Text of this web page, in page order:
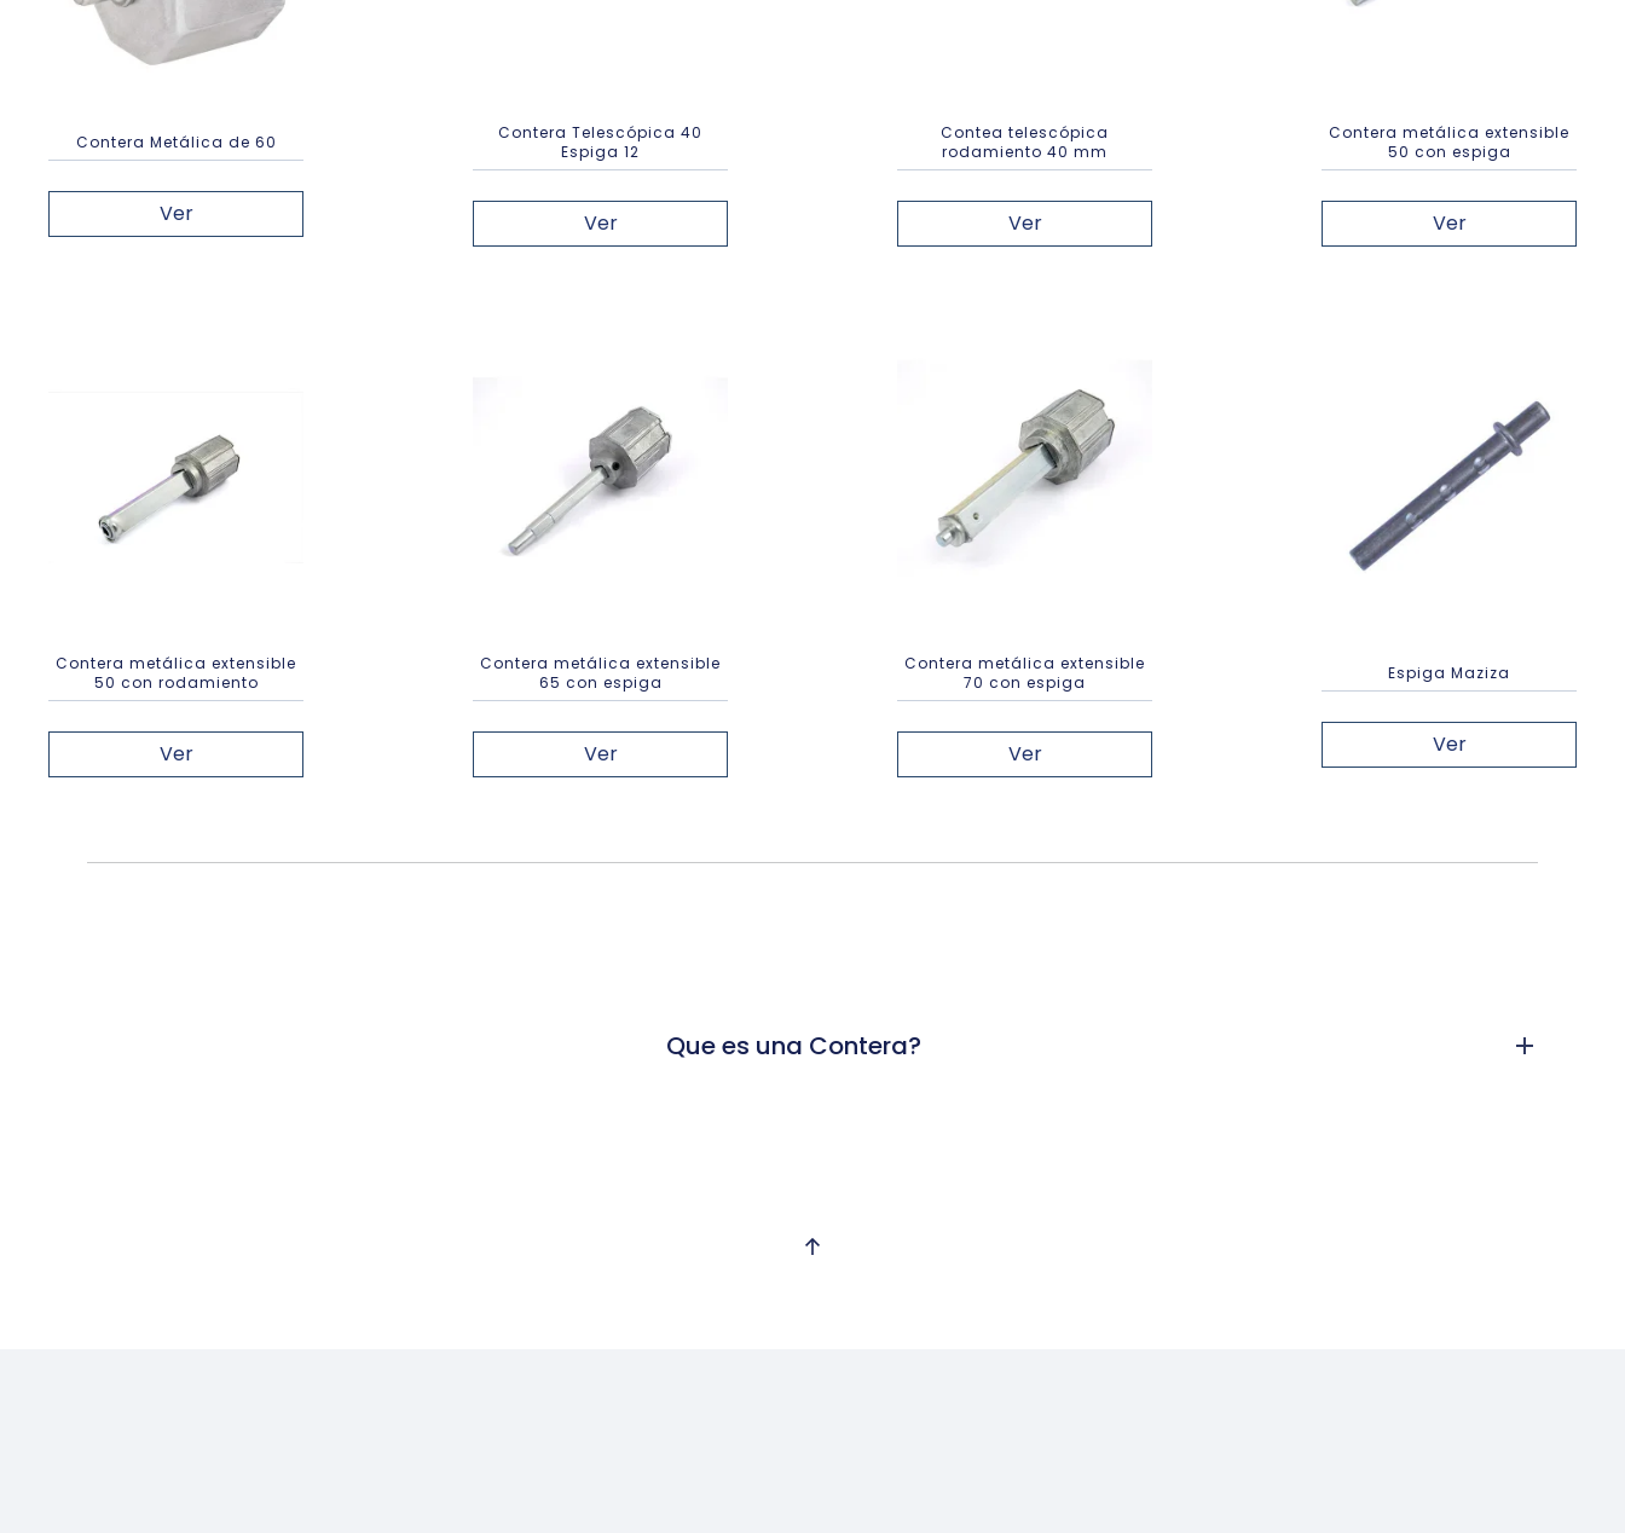
Contera Metálica de 60
Ver
Contera Telescópica 40
Espiga 12
Ver
Contea telescópica
rodamiento 40 mm
Ver
Contera metálica extensible
50 con espiga
Ver
Contera metálica extensible
50 con rodamiento
Ver
Contera metálica extensible
65 con espiga
Ver
Contera metálica extensible
70 con espiga
Ver
Espiga Maziza
Ver
Que es una Contera?